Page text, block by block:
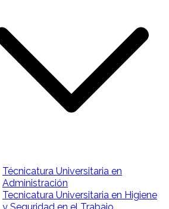
Técnicatura Universitaria en
Administración
Tecnicatura Universitaria en Higiene